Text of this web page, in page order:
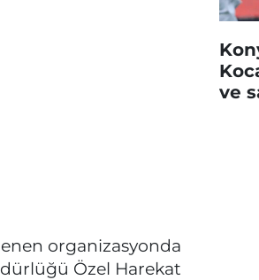
organizasyonda
Özel Harekat
ve